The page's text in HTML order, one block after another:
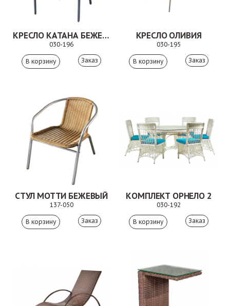
КРЕСЛО КАТАНА БЕЖЕВОЕ
030-196
Заказ
КРЕСЛО ОЛИВИЯ
030-195
Заказ
СТУЛ МОТТИ БЕЖЕВЫЙ
137-050
Заказ
КОМПЛЕКТ ОРНЕЛО 2
030-192
Заказ